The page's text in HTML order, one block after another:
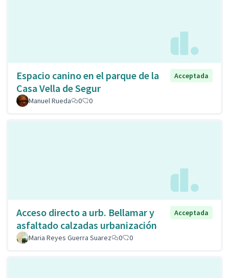
Espacio canino en el parque de la
Casa Vella de Segur
Acceptada
Manuel Rueda 0 0
Acceso directo a urb. Bellamar y
asfaltado calzadas urbanización
Acceptada
Maria Reyes Guerra Suarez 0 0